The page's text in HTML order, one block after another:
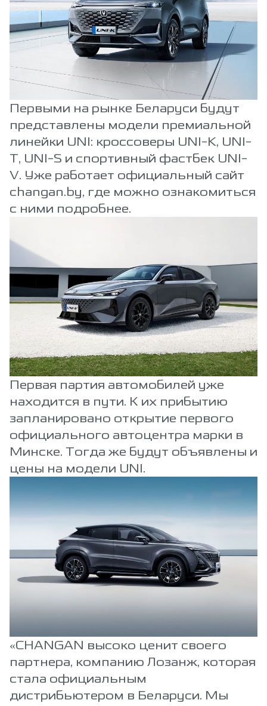
Первыми на рынке Беларуси будут
представлены модели премиальной
линейки UNI: кроссоверы UNI-K, UNI-
T, UNI-S и спортивный фастбек UNI-
V. Уже работает официальный сайт
changan.by, где можно ознакомиться
с ними подробнее.
Первая партия автомобилей уже
находится в пути. К их прибытию
запланировано открытие первого
официального автоцентра марки в
Минске. Тогда же будут объявлены и
цены на модели UNI.
«CHANGAN высоко ценит своего
партнера, компанию Лозанж, которая
стала официальным
дистрибьютером в Беларуси. Мы